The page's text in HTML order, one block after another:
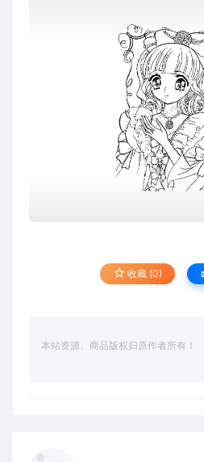
收藏 (0)
本站资源、商品版权归原作者所有！